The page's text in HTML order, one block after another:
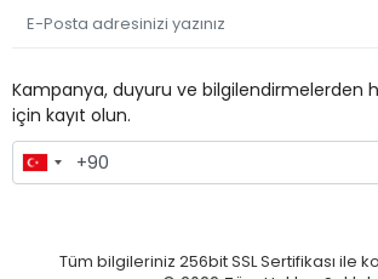
Kampanya, duyuru ve bilgilendirmelerden
için kayıt olun.
Tüm bilgileriniz 256bit SSL Sertifikası ile